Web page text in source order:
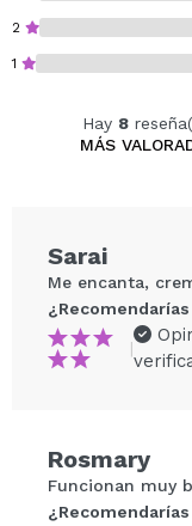
2
1
Hay 8
MÁS
Tu vídeo
Sarai
Me encanta,
|
Rosmary
Funcionan muy